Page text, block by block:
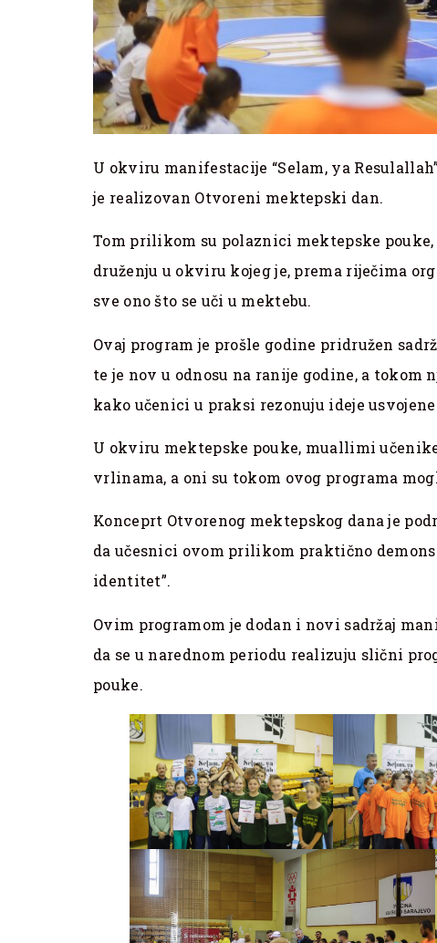
U okviru manifestacije “Selam, ya
je realizovan Otvoreni mektepski dan.
Tom prilikom su polaznici mektepske
druženju u okviru kojeg je, prema riječima
sve ono što se uči u mektebu.
Ovaj program je prošle godine pridružen
te je nov u odnosu na ranije godine, a
kako učenici u praksi rezonuju ideje
U okviru mektepske pouke, muallimi
vrlinama, a oni su tokom ovog programa
Konceprt Otvorenog mektepskog dana je
da učesnici ovom prilikom praktično
identitet”.
Ovim programom je dodan i novi sadržaj
da se u narednom periodu realizuju slični
pouke.